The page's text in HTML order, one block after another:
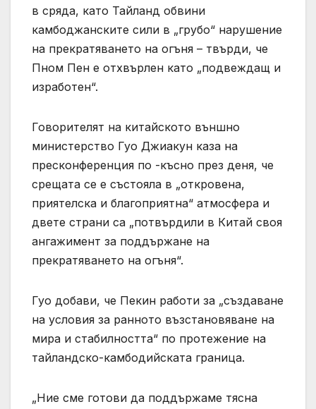
в сряда, като Тайланд обвини
камбоджанските сили в „грубо“ нарушение
на прекратяването на огъня – твърди, че
Пном Пен е отхвърлен като „подвеждащ и
изработен“.
Говорителят на китайското външно
министерство Гуо Джиакун каза на
пресконференция по -късно през деня, че
срещата се е състояла в „откровена,
приятелска и благоприятна“ атмосфера и
двете страни са „потвърдили в Китай своя
ангажимент за поддържане на
прекратяването на огъня“.
Гуо добави, че Пекин работи за „създаване
на условия за ранното възстановяване на
мира и стабилността“ по протежение на
тайландско-камбодийската граница.
„Ние сме готови да поддържаме тясна